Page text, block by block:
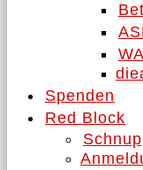
Spenden
Red Block